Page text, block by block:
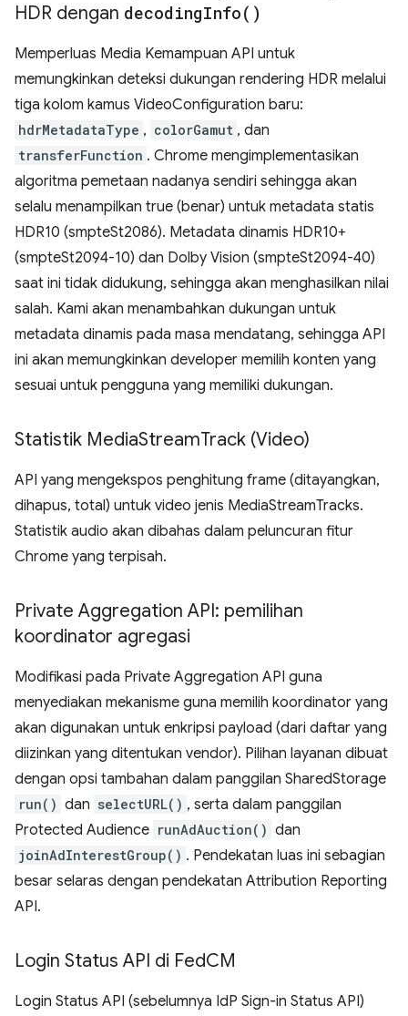
HDR dengan decodingInfo( )
Memperluas Media Kemampuan API untuk
memungkinkan deteksi dukungan rendering HDR melalui
tiga kolom kamus VideoConfiguration baru:
hdrMetadataType , colorGamut , dan
transferFunction . Chrome mengimplementasikan
algoritma pemetaan nadanya sendiri sehingga akan
selalu menampilkan true (benar) untuk metadata statis
HDR10 (smpteSt2086). Metadata dinamis HDR10+
(smpteSt2094-10) dan Dolby Vision (smpteSt2094-40)
saat ini tidak didukung, sehingga akan menghasilkan nilai
salah. Kami akan menambahkan dukungan untuk
metadata dinamis pada masa mendatang, sehingga API
ini akan memungkinkan developer memilih konten yang
sesuai untuk pengguna yang memiliki dukungan.
Statistik MediaStreamTrack (Video)
API yang mengekspos penghitung frame (ditayangkan,
dihapus, total) untuk video jenis MediaStreamTracks.
Statistik audio akan dibahas dalam peluncuran fitur
Chrome yang terpisah.
Private Aggregation API: pemilihan
koordinator agregasi
Modifikasi pada Private Aggregation API guna
menyediakan mekanisme guna memilih koordinator yang
akan digunakan untuk enkripsi payload (dari daftar yang
diizinkan yang ditentukan vendor). Pilihan layanan dibuat
dengan opsi tambahan dalam panggilan SharedStorage
run() dan selectURL() , serta dalam panggilan
Protected Audience runAdAuction() dan
joinAdInterestGroup() . Pendekatan luas ini sebagian
besar selaras dengan pendekatan Attribution Reporting
API.
Login Status API di FedCM
Login Status API (sebelumnya IdP Sign-in Status API)